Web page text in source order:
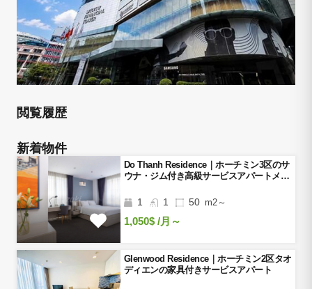
閲覧履歴
新着物件
Do Thanh Residence｜ホーチミン3区のサ
ウナ・ジム付き高級サービスアパートメン
1 1 50 m2～
1,050$ /月～
Glenwood Residence｜ホーチミン2区タオ
ディエンの家具付きサービスアパート